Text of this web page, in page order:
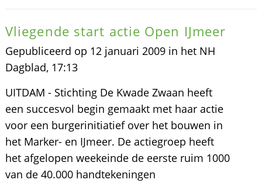
Vliegende start actie Open IJmeer
Gepubliceerd op 12 januari 2009 in het NH
Dagblad, 17:13
UITDAM - Stichting De Kwade Zwaan heeft
een succesvol begin gemaakt met haar actie
voor een burgerinitiatief over het bouwen in
het Marker- en IJmeer. De actiegroep heeft
het afgelopen weekeinde de eerste ruim 1000
van de 40.000 handtekeningen